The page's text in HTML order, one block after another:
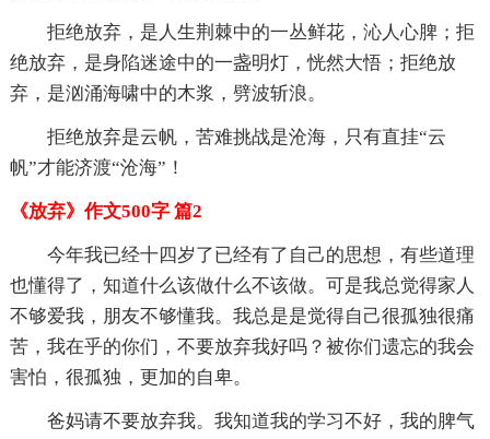
拒绝放弃，是人生荆棘中的一丛鲜花，沁人心脾；拒
绝放弃，是身陷迷途中的一盏明灯，恍然大悟；拒绝放
弃，是汹涌海啸中的木浆，劈波斩浪。
拒绝放弃是云帆，苦难挑战是沧海，只有直挂“云
帆”才能济渡“沧海”！
《放弃》作文500字 篇2
今年我已经十四岁了已经有了自己的思想，有些道理
也懂得了，知道什么该做什么不该做。可是我总觉得家人
不够爱我，朋友不够懂我。我总是是觉得自己很孤独很痛
苦，我在乎的你们，不要放弃我好吗？被你们遗忘的我会
害怕，很孤独，更加的自卑。
爸妈请不要放弃我。我知道我的学习不好，我的脾气